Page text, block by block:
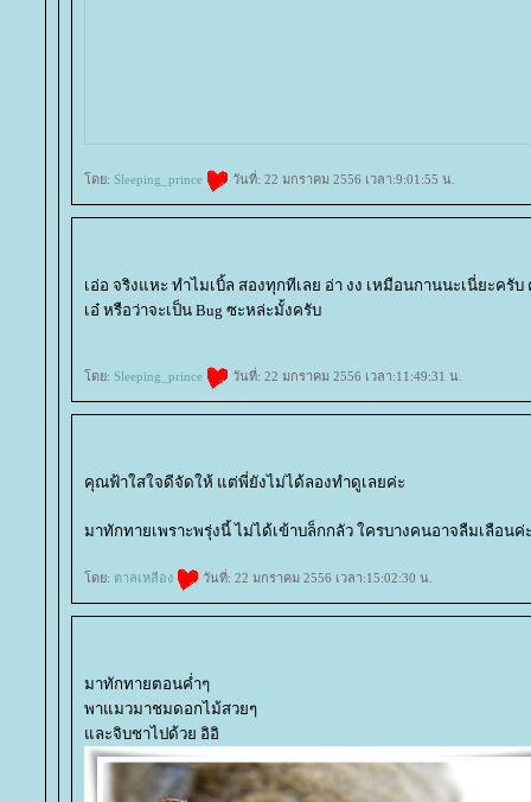
ดย: Sleeping_prince วันที่: 22 มกราคม 2556 เวลา:9:01:55 น.
เอ่อ จริงแหะ ทำไมเบิ้ล สองทุกทีเลย อ่า งง เหมือนกานนะเนี่ยะค
เอ๋ หรือว่าจะเป็น Bug ซะหล่ะมั้งครับ
ดย: Sleeping_prince วันที่: 22 มกราคม 2556 เวลา:11:49:31 น.
คุณฟ้าใสใจดีจัดให้ แต่พี่ยังไม่ได้ลองทำดูเลยค่ะ
มาทักทายเพราะพรุ่งนี้ ไม่ได้เข้าบล็กกลัว ใครบางคนอาจลืมเลือนค่
ดย: ตาลเหลือง วันที่: 22 มกราคม 2556 เวลา:15:02:30 น.
มาทักทายตอนค่ำๆ
พาแมวมาชมดอกไม้สวยๆ
ละจิบชาไปด้วย อิอิ